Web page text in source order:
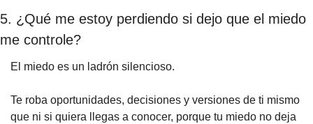
5. ¿Qué me estoy perdiendo si dejo que el miedo
me controle?
El miedo es un ladrón silencioso.
Te roba oportunidades, decisiones y versiones de ti mismo
que ni si quiera llegas a conocer, porque tu miedo no deja